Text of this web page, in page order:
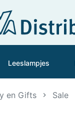
Leeslampjes
en Gifts Sale